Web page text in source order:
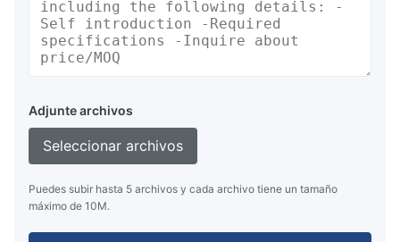
Adjunte archivos
Seleccionar archivos
Puedes subir hasta 5 archivos y cada archivo tiene un tamaño
máximo de 10M.